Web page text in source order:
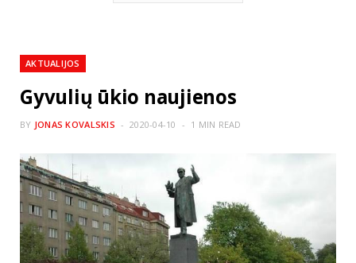
AKTUALIJOS
Gyvulių ūkio naujienos
BY JONAS KOVALSKIS 2020-04-10 1 MIN READ